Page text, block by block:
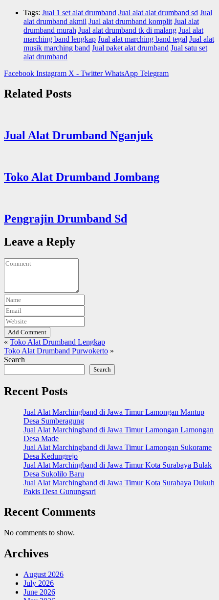
Tags: Jual 1 set alat drumband Jual alat alat drumband sd Jual
alat drumband akmil Jual alat drumband komplit Jual alat
drumband murah Jual alat drumband tk di malang Jual alat
marching band lengkap Jual alat marching band tegal Jual alat
musik marching band Jual paket alat drumband Jual satu set
alat drumband
Facebook Instagram X - Twitter WhatsApp Telegram
Related Posts
Jual Alat Drumband Nganjuk
Toko Alat Drumband Jombang
Pengrajin Drumband Sd
Leave a Reply
Add Comment
« Toko Alat Drumband Lengkap
Toko Alat Drumband Purwokerto »
Search
Search
Recent Posts
Jual Alat Marchingband di Jawa Timur Lamongan Mantup
Desa Sumberagung
Jual Alat Marchingband di Jawa Timur Lamongan Lamongan
Desa Made
Jual Alat Marchingband di Jawa Timur Lamongan Sukorame
Desa Kedungrejo
Jual Alat Marchingband di Jawa Timur Kota Surabaya Bulak
Desa Sukolilo Baru
Jual Alat Marchingband di Jawa Timur Kota Surabaya Dukuh
Pakis Desa Gunungsari
Recent Comments
No comments to show.
Archives
August 2026
July 2026
June 2026